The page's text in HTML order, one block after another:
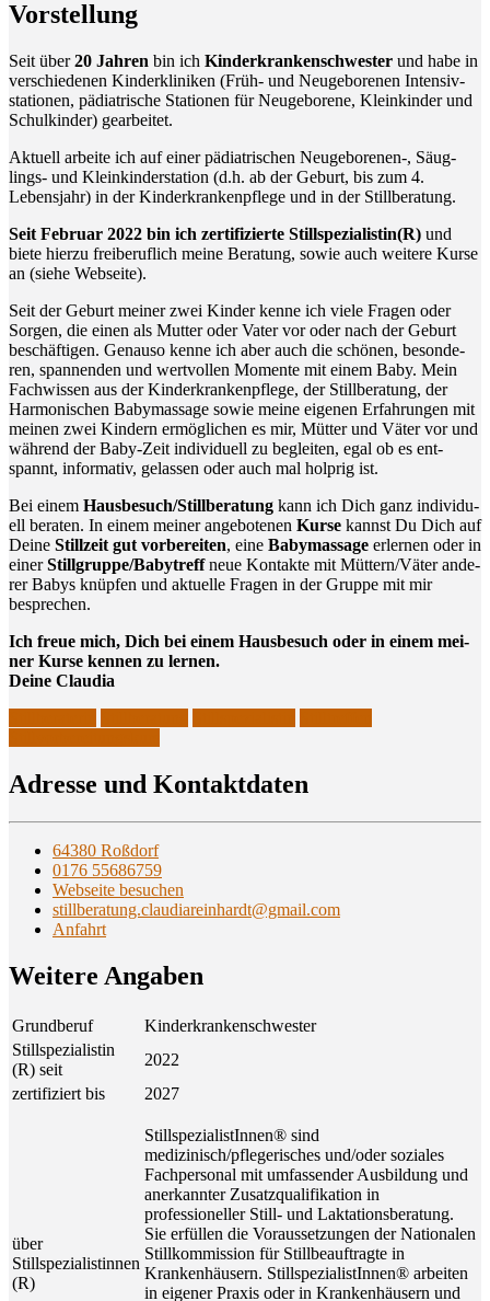
Vor­stel­lung
Seit über20 Jah­ren bin ich Kin­der­kran­ken­schwes­ter und habe in
ver­schie­de­nen Kin­der­kli­ni­ken (Früh- und Neu­ge­bo­re­nen Inten­siv­
sta­tio­nen, päd­ia­tri­sche Sta­tio­nen für Neu­ge­bo­re­ne, Klein­kin­der und
Schul­kin­der) gearbeitet.
Aktu­ell arbei­te ich auf einer päd­ia­tri­schen Neugeborenen‑, Säug­
lings- und Klein­kin­der­sta­ti­on (d.h. ab der Geburt, bis zum 4.
Lebens­jahr) in der Kin­der­kran­ken­pfle­ge und in der Stillberatung.
Seit Febru­ar 2022 bin ich zer­ti­fi­zier­te Stillspezialistin(R) und
bie­te hier­zu frei­be­ruf­lich mei­ne Bera­tung, sowie auch wei­te­re Kur­se
an (sie­he Webseite).
Seit der Geburt mei­ner zwei Kin­der ken­ne ich vie­le Fra­gen oder
Sor­gen, die einen als Mut­ter oder Vater vor oder nach der Geburt
beschäf­ti­gen. Genau­so ken­ne ich aber auch die schö­nen, beson­de­
ren, span­nen­den und wert­vol­len Momen­te mit einem Baby. Mein
Fach­wis­sen aus der Kin­der­kran­ken­pfle­ge, der Still­be­ra­tung, der
Har­mo­ni­schen Baby­mas­sa­ge sowie mei­ne eige­nen Erfah­run­gen mit
mei­nen zwei Kin­dern ermög­li­chen es mir, Müt­ter und Väter vor und
wäh­rend der Baby-Zeit indi­vi­du­ell zu beglei­ten, egal ob es ent­
spannt, infor­ma­tiv, gelas­sen oder auch mal holp­rig ist.
Bei einem Hausbesuch/Stillberatung kann ich Dich ganz indi­vi­du­
ell bera­ten. In einem mei­ner ange­bo­te­nen Kur­se kannst Du Dich auf
Dei­ne Still­zeit gut vor­be­rei­ten, eine Baby­mas­sa­ge erler­nen oder in
einerStillgruppe/Babytreffneue Kon­tak­te mit Müttern/Väter ande­
rer Babys knüp­fen und aktu­el­le Fra­gen in der Grup­pe mit mir
besprechen.
Ich freue mich, Dich bei einem Haus­be­such oder in einem mei­
ner Kur­se ken­nen zu lernen.
Dei­ne Claudia
Adres­se und Kontaktdaten
64380 Roßdorf
0176 55686759
Webseite besuchen
stillberatung.claudiareinhardt@gmail.com
Anfahrt
Wei­te­re Angaben
Grundberuf
Kinderkrankenschwester
Stillspezialistin
(R) seit
2022
zertifiziert bis
2027
über
Stillspezialistinnen
(R)
StillspezialistInnen® sind
medizinisch/pflegerisches und/oder soziales
Fachpersonal mit umfassender Ausbildung und
anerkannter Zusatzqualifikation in
professioneller Still- und Laktationsberatung.
Sie erfüllen die Voraussetzungen der Nationalen
Stillkommission für Stillbeauftragte in
Krankenhäusern. StillspezialistInnen® arbeiten
in eigener Praxis oder in Krankenhäusern und